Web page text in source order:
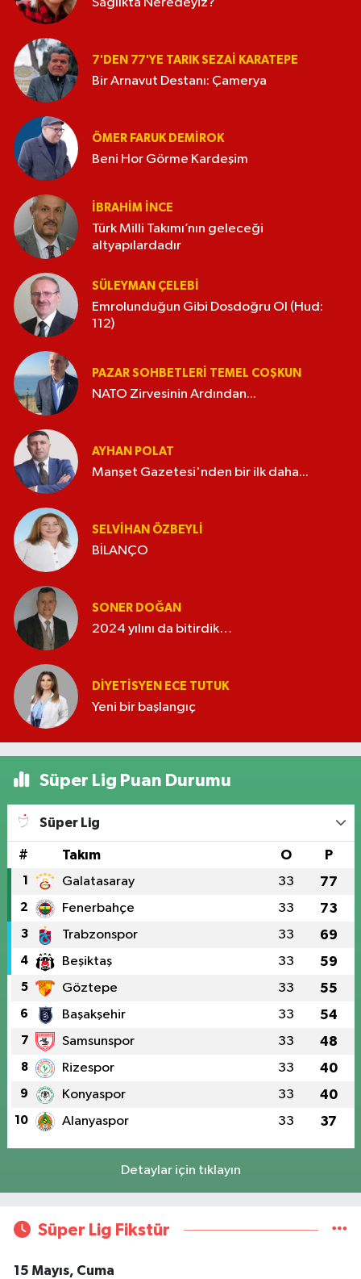
7'DEN 77'YE TARIK SEZAI KARATEPE
Bir Arnavut Destanı: Çamerya
ÖMER FARUK DEMIROK
Beni Hor Görme Kardeşim
İBRAHIM İNCE
Türk Milli Takımı’nın geleceği
altyapılardadır
SÜLEYMAN ÇELEBI
Emrolunduğun Gibi Dosdoğru Ol (Hud:
112)
PAZAR SOHBETLERI TEMEL COŞKUN
NATO Zirvesinin Ardından...
AYHAN POLAT
Manşet Gazetesi'nden bir ilk daha...
SELVIHAN ÖZBEYLI
BİLANÇO
SONER DOĞAN
2024 yılını da bitirdik…
DIYETISYEN ECE TUTUK
Yeni bir başlangıç
Süper Lig Puan Durumu
Süper Lig
# Takım O P
1 Galatasaray 33 77
2 Fenerbahçe 33 73
3 Trabzonspor 33 69
4 Beşiktaş 33 59
5 Göztepe 33 55
6 Başakşehir 33 54
7 Samsunspor 33 48
8 Rizespor 33 40
9 Konyaspor 33 40
10 Alanyaspor 33 37
Detaylar için tıklayın
Süper Lig Fikstür
15 Mayıs, Cuma